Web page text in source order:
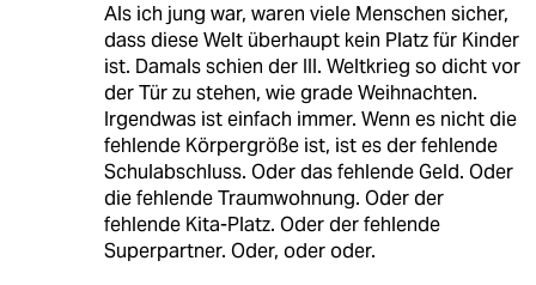
Als ich jung war, waren viele Menschen sicher,
dass diese Welt überhaupt kein Platz für Kinder
ist. Damals schien der III. Weltkrieg so dicht vor
der Tür zu stehen, wie grade Weihnachten.
Irgendwas ist einfach immer. Wenn es nicht die
fehlende Körpergröße ist, ist es der fehlende
Schulabschluss. Oder das fehlende Geld. Oder
die fehlende Traumwohnung. Oder der
fehlende Kita-Platz. Oder der fehlende
Superpartner. Oder, oder oder.